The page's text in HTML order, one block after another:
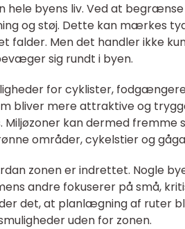
hele byens liv. Ved at
og støj. Dette kan mærkes
falder. Men det handler ikke
sig rundt i byen.
for cyklister,
bliver mere attraktive og
kan dermed fremme
områder, cykelstier og
zonen er indrettet. Nogle
andre fokuserer på små,
det, at planlægning af ruter
uden for zonen.